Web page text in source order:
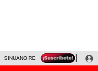
SINUANO RESULTADOS HOY